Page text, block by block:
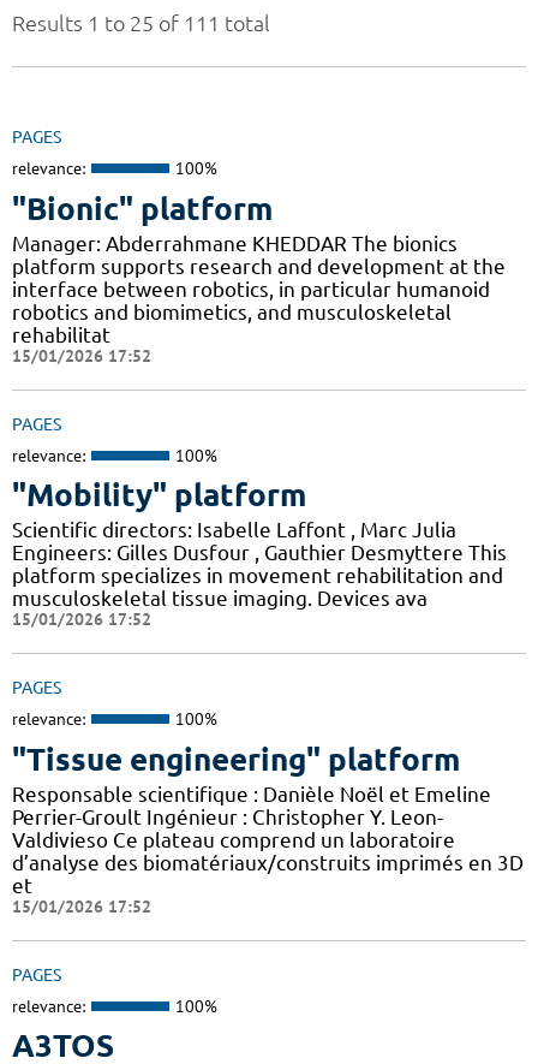
Results 1 to 25 of 111 total
PAGES
relevance: 100%
"Bionic" platform
Manager: Abderrahmane KHEDDAR The bionics
platform supports research and development at the
interface between robotics, in particular humanoid
robotics and biomimetics, and musculoskeletal
rehabilitat
15/01/2026 17:52
PAGES
relevance: 100%
"Mobility" platform
Scientific directors: Isabelle Laffont , Marc Julia
Engineers: Gilles Dusfour , Gauthier Desmyttere This
platform specializes in movement rehabilitation and
musculoskeletal tissue imaging. Devices ava
15/01/2026 17:52
PAGES
relevance: 100%
"Tissue engineering" platform
Responsable scientifique : Danièle Noël et Emeline
Perrier-Groult Ingénieur : Christopher Y. Leon-
Valdivieso Ce plateau comprend un laboratoire
d’analyse des biomatériaux/construits imprimés en 3D
et
15/01/2026 17:52
PAGES
relevance: 100%
A3TOS